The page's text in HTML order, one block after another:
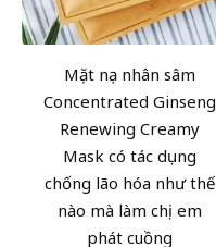
Mặt nạ nhân sâm
Concentrated Ginseng
Renewing Creamy
Mask có tác dụng
chống lão hóa như thế
nào mà làm chị em
phát cuồng